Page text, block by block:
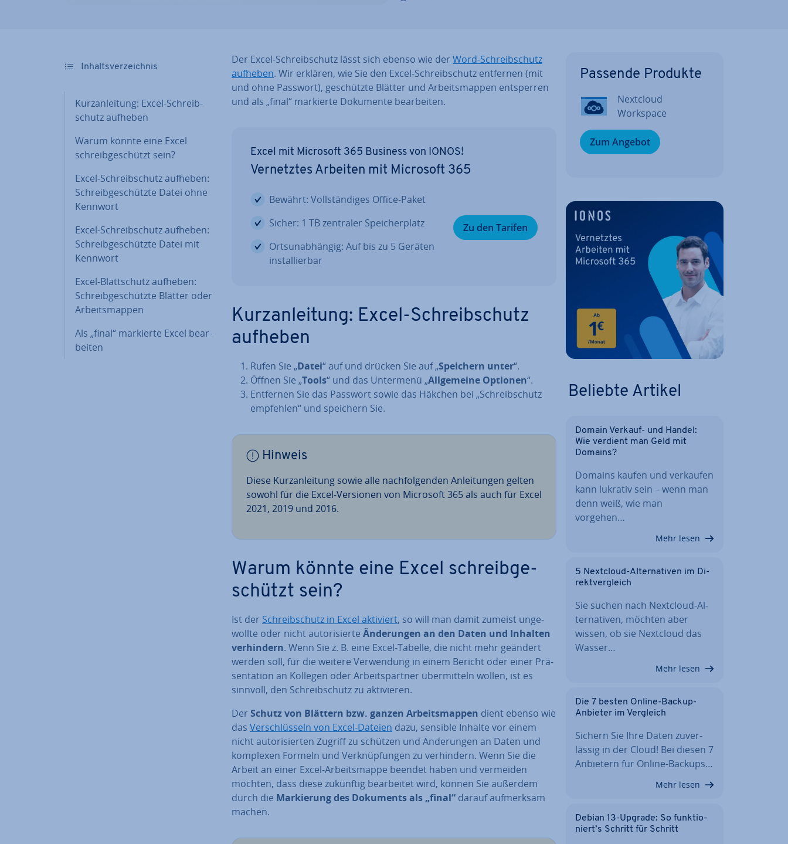
In­halts­ver­zeich­nis
Kurz­an­lei­tung: Excel-Schreib­
schutz aufheben
Warum könnte eine Excel
schreib­ge­schützt sein?
Excel-Schreib­schutz aufheben:
Schreib­ge­schütz­te Datei ohne
Kennwort
Excel-Schreib­schutz aufheben:
Schreib­ge­schütz­te Datei mit
Kennwort
Excel-Blatt­schutz aufheben:
Schreib­ge­schütz­te Blätter oder
Ar­beits­map­pen
Als „final“ markierte Excel be­ar­
bei­ten
Der Excel-Schreib­schutz lässt sich ebenso wie der Word-Schreib­schutz
aufheben. Wir erklären, wie Sie den Excel-Schreib­schutz entfernen (mit
und ohne Passwort), ge­schütz­te Blätter und Ar­beits­map­pen ent­sper­ren
und als „final“ markierte Dokumente be­ar­bei­ten.
Excel mit Microsoft 365 Business von IONOS!
Ver­netz­tes Arbeiten mit Microsoft 365
Bewährt: Voll­stän­di­ges Office-Paket
Sicher: 1 TB zentraler Spei­cher­platz
Orts­un­ab­hän­gig: Auf bis zu 5 Geräten
in­stal­lier­bar
Zu den Tarifen
Kurz­an­lei­tung: Excel-Schreib­schutz
aufheben
Rufen Sie „Datei“ auf und drücken Sie auf „Speichern unter“.
Öffnen Sie „Tools“ und das Untermenü „All­ge­mei­ne Optionen“.
Entfernen Sie das Passwort sowie das Häkchen bei „Schreib­schutz
empfehlen“ und speichern Sie.
Hinweis
Diese Kurz­an­lei­tung sowie alle nach­fol­gen­den An­lei­tun­gen gelten
sowohl für die Excel-Versionen von Microsoft 365 als auch für Excel
2021, 2019 und 2016.
Warum könnte eine Excel schreib­ge­
schützt sein?
Ist der Schreib­schutz in Excel aktiviert, so will man damit zumeist un­ge­
woll­te oder nicht au­to­ri­sier­te Än­de­run­gen an den Daten und Inhalten
ver­hin­dern. Wenn Sie z. B. eine Excel-Tabelle, die nicht mehr geändert
werden soll, für die weitere Ver­wen­dung in einem Bericht oder einer Prä­
sen­ta­ti­on an Kollegen oder Ar­beits­part­ner über­mit­teln wollen, ist es
sinnvoll, den Schreib­schutz zu ak­ti­vie­ren.
Der Schutz von Blättern bzw. ganzen Ar­beits­map­pen dient ebenso wie
das Ver­schlüs­seln von Excel-Dateien dazu, sensible Inhalte vor einem
nicht au­to­ri­sier­ten Zugriff zu schützen und Än­de­run­gen an Daten und
komplexen Formeln und Ver­knüp­fun­gen zu ver­hin­dern. Wenn Sie die
Arbeit an einer Excel-Ar­beits­map­pe beendet haben und vermeiden
möchten, dass diese zukünftig be­ar­bei­tet wird, können Sie außerdem
durch die Mar­kie­rung des Dokuments als „final“ darauf auf­merk­sam
machen.
Passende Produkte
Nextcloud
Workspace
Zum Angebot
Beliebte Artikel
Domain Verkauf- und Handel:
Wie verdient man Geld mit
Domains?
Domains kaufen und verkaufen
kann lukrativ sein – wenn man
denn weiß, wie man
vorgehen…
Mehr lesen
5 Nextcloud-Al­ter­na­ti­ven im Di­
rekt­ver­gleich
Sie suchen nach Nextcloud-Al­
ter­na­ti­ven, möchten aber
wissen, ob sie Nextcloud das
Wasser…
Mehr lesen
Die 7 besten Online-Backup-
Anbieter im Vergleich
Sichern Sie Ihre Daten zu­ver­
läs­sig in der Cloud! Bei diesen 7
Anbietern für Online-Backups…
Mehr lesen
Debian 13-Upgrade: So funk­tio­
niert’s Schritt für Schritt